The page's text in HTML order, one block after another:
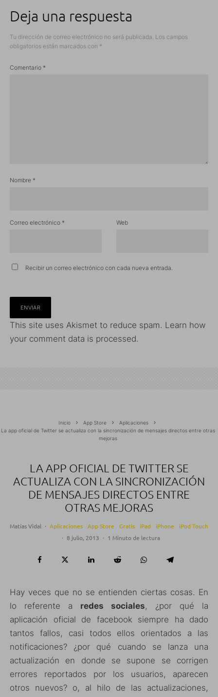
Deja una respuesta
Tu dirección de correo electrónico no será publicada. Los campos
obligatorios están marcados con *
Comentario *
Nombre *
Correo electrónico * Web
Recibir un correo electrónico con cada nueva entrada.
This site uses Akismet to reduce spam. Learn how
your comment data is processed.
Inicio App Store
Aplicaciones
La app oficial de Twitter se actualiza con la sincronización de mensajes directos entre otras
mejoras
LA APP OFICIAL DE TWITTER SE
ACTUALIZA CON LA SINCRONIZACIÓN
DE MENSAJES DIRECTOS ENTRE
OTRAS MEJORAS
Matías Vidal · Aplicaciones App Store Gratis iPad iPhone
iPod Touch
· 8 julio, 2013 · 1 Minuto de lectura
Hay veces que no se entienden ciertas cosas. En
lo referente a redes sociales, ¿por qué la
aplicación oficial de facebook siempre ha dado
tantos fallos, casi todos ellos orientados a las
notificaciones? ¿por qué cuando se lanza una
actualización en donde se supone se corrigen
errores reportados por los usuarios, aparecen
otros nuevos? o, al hilo de las actualizaciones,